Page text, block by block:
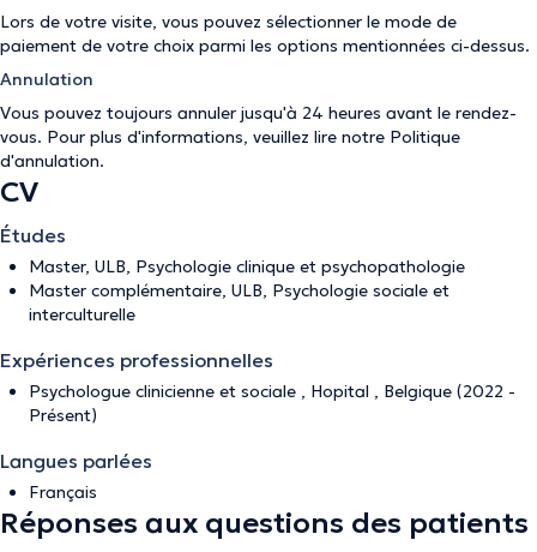
Lors de votre visite, vous pouvez sélectionner le mode de
paiement de votre choix parmi les options mentionnées ci-dessus.
Annulation
Vous pouvez toujours annuler jusqu'à 24 heures avant le rendez-
vous. Pour plus d'informations, veuillez lire notre Politique
d'annulation.
CV
Études
Master, ULB, Psychologie clinique et psychopathologie
Master complémentaire, ULB, Psychologie sociale et
interculturelle
Expériences professionnelles
Psychologue clinicienne et sociale , Hopital , Belgique (2022 -
Présent)
Langues parlées
Français
Réponses aux questions des patients